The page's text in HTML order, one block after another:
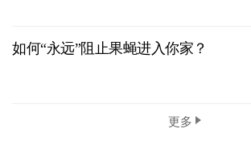
如何“永远”阻止果蝇进入你家？
更多